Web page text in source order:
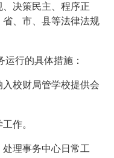
决策民主、程序正
、市、县等法律法规
行的具体措施：
校财局管学校提供会
作。
理事务中心日常工